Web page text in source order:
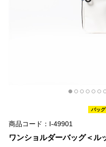
バッ
商品コード：I-49901
ワンショルダーバッグ＜ル